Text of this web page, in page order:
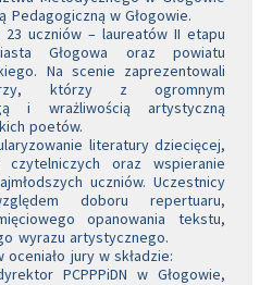
Pedagogiczną w Głogowie.
23 uczniów – laureatów II etapu
Głogowa oraz powiatu
Na scenie zaprezentowali
którzy z ogromnym
i wrażliwością artystyczną
poetów.
literatury dziecięcej,
czytelniczych oraz wspieranie
uczniów. Uczestnicy
doboru repertuaru,
opanowania tekstu,
wyrazu artystycznego.
jury w składzie:
PCPPPiDN w Głogowie,